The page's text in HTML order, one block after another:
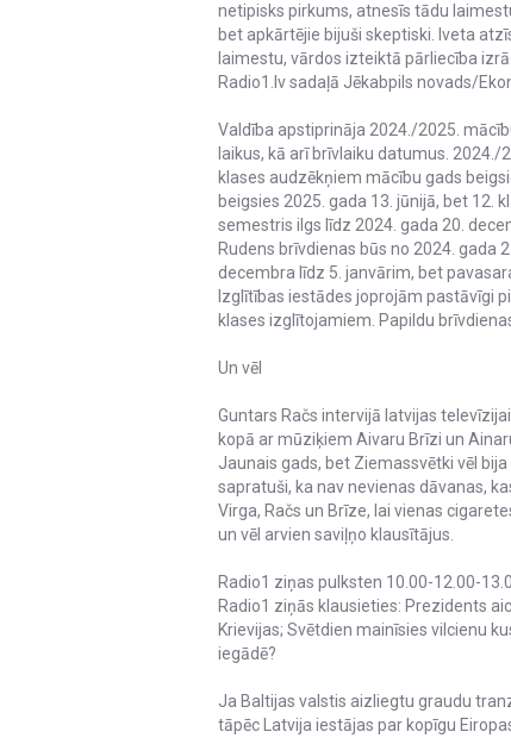
netipisks pirkums, atnesīs tādu
bet apkārtējie bijuši skeptiski. Iveta
laimestu, vārdos izteiktā pārliecība
Radio1.lv sadaļā Jēkabpils novads/
Valdība apstiprināja 2024./2025.
laikus, kā arī brīvlaiku datumus. 2024./
klases audzēkņiem mācību gads
beigsies 2025. gada 13. jūnijā, bet 12.
semestris ilgs līdz 2024. gada 20.
Rudens brīvdienas būs no 2024. gada
decembra līdz 5. janvārim, bet
Izglītības iestādes joprojām pastāvīgi
klases izglītojamiem. Papildu
Un vēl
Guntars Račs intervijā latvijas
kopā ar mūziķiem Aivaru Brīzi un
Jaunais gads, bet Ziemassvētki vēl
sapratuši, ka nav nevienas dāvanas,
Virga, Račs un Brīze, lai vienas
un vēl arvien saviļņo klausītājus.
Radio1 ziņas pulksten 10.00-12.00-
Radio1 ziņās klausieties: Prezidents
Krievijas; Svētdien mainīsies vilcienu
iegādē?
Ja Baltijas valstis aizliegtu graudu
tāpēc Latvija iestājas par kopīgu